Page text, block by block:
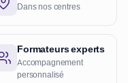
Dans nos centres
Formateurs experts
Accompagnement
personnalisé